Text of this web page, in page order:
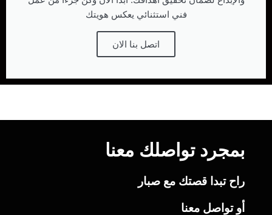
فني استثنائي يعكس هويتك
اتصل بنا الان
بمجرد تواصلك معنا
راح تبدا قصتك مع صبار
أو تواصل معنا